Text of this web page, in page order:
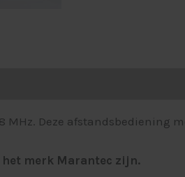
MHz. Deze afstandsbediening
merk Marantec zijn.